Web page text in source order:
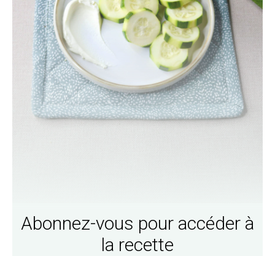
Abonnez-vous pour accéder à
la recette